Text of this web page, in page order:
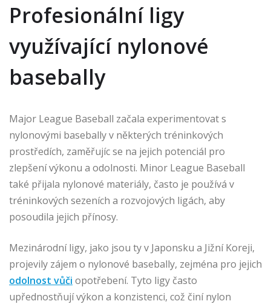
Profesionální ligy
využívající nylonové
basebally
Major League Baseball začala experimentovat s
nylonovými basebally v některých tréninkových
prostředích, zaměřujíc se na jejich potenciál pro
zlepšení výkonu a odolnosti. Minor League Baseball
také přijala nylonové materiály, často je používá v
tréninkových sezeních a rozvojových ligách, aby
posoudila jejich přínosy.
Mezinárodní ligy, jako jsou ty v Japonsku a Jižní Koreji,
projevily zájem o nylonové basebally, zejména pro jejich
odolnost vůči opotřebení. Tyto ligy často
upřednostňují výkon a konzistenci, což činí nylon